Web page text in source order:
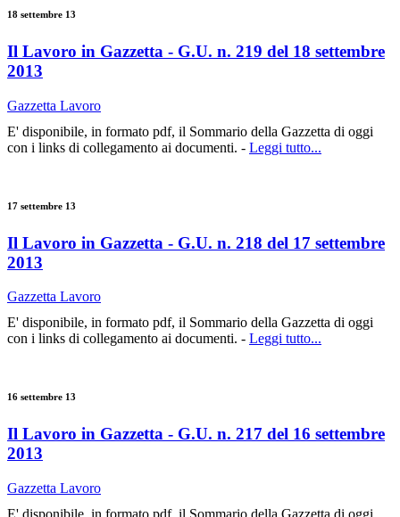
18 settembre 13
Il Lavoro in Gazzetta - G.U. n. 219 del 18 settembre
2013
Gazzetta Lavoro
E' disponibile, in formato pdf, il Sommario della Gazzetta di oggi
con i links di collegamento ai documenti. - Leggi tutto...
17 settembre 13
Il Lavoro in Gazzetta - G.U. n. 218 del 17 settembre
2013
Gazzetta Lavoro
E' disponibile, in formato pdf, il Sommario della Gazzetta di oggi
con i links di collegamento ai documenti. - Leggi tutto...
16 settembre 13
Il Lavoro in Gazzetta - G.U. n. 217 del 16 settembre
2013
Gazzetta Lavoro
E' disponibile, in formato pdf, il Sommario della Gazzetta di oggi